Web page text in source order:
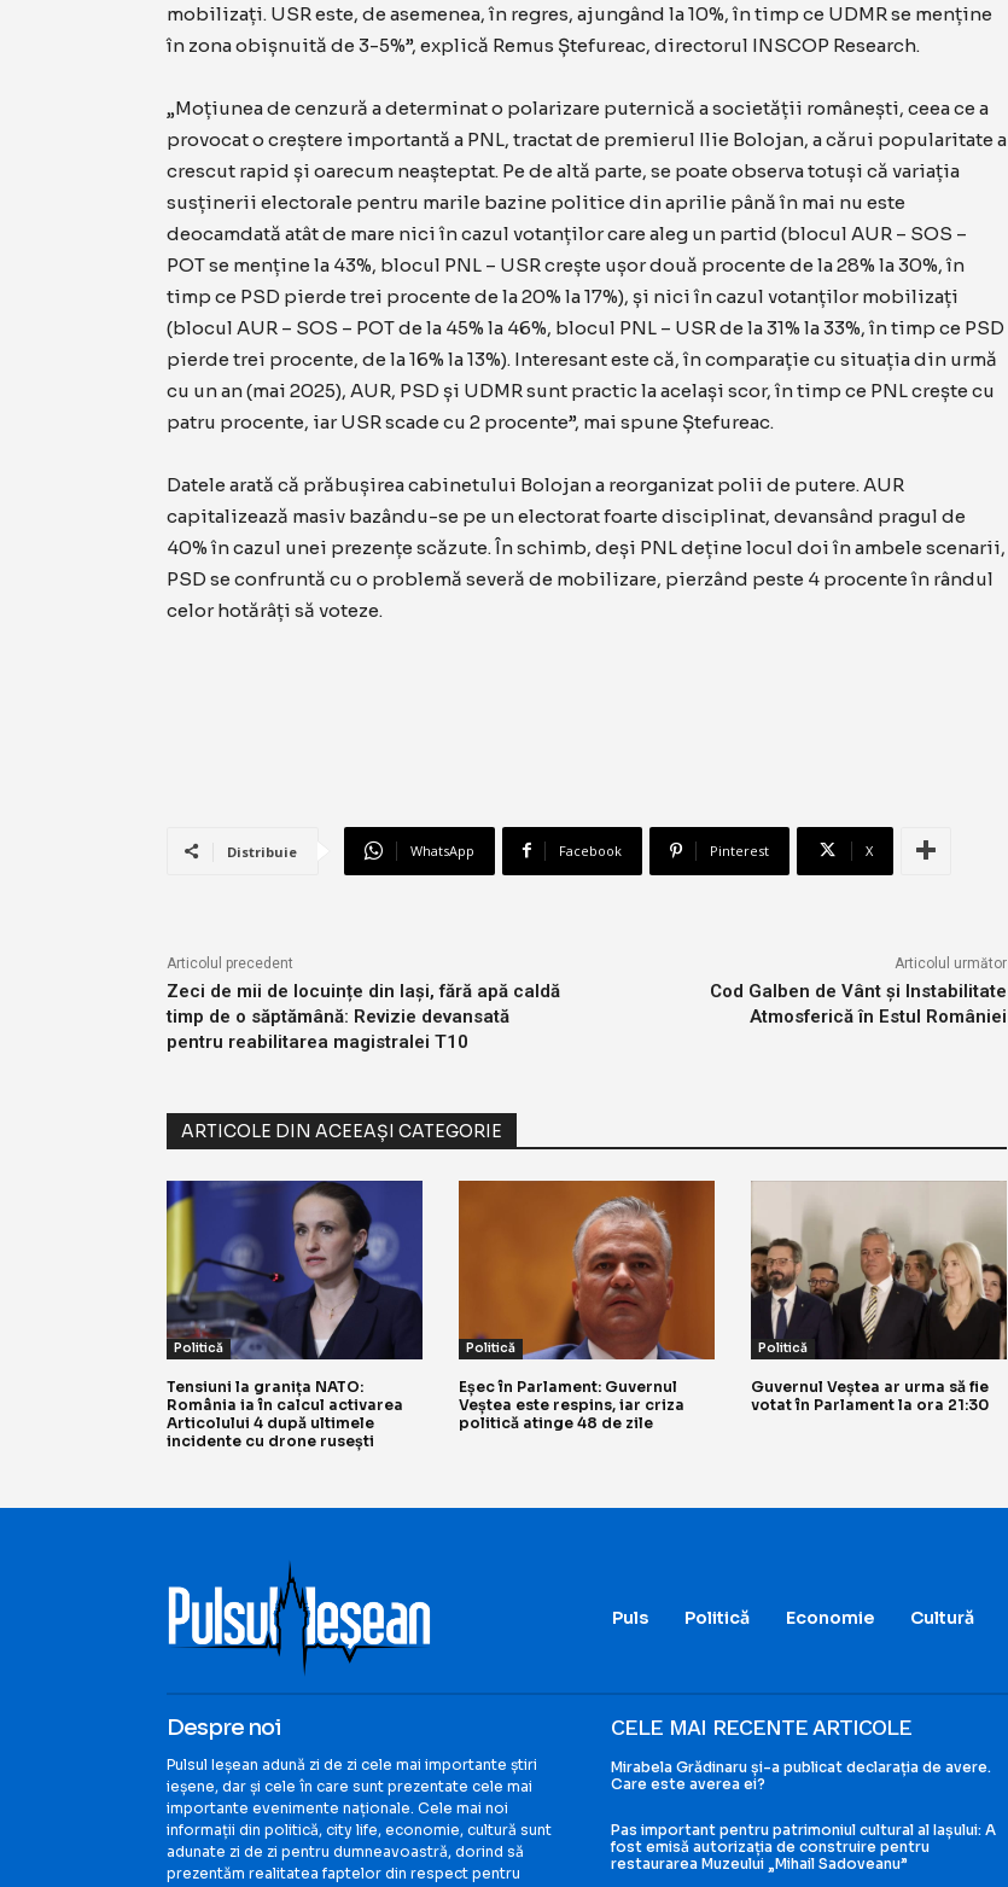
mobilizați. USR este, de asemenea, în regres, ajungând la 10%, în timp ce UDMR se menține
în zona obișnuită de 3-5%”, explică Remus Ștefureac, directorul INSCOP Research.
„Moțiunea de cenzură a determinat o polarizare puternică a societății românești, ceea ce a
provocat o creștere importantă a PNL, tractat de premierul Ilie Bolojan, a cărui popularitate a
crescut rapid și oarecum neașteptat. Pe de altă parte, se poate observa totuși că variația
susținerii electorale pentru marile bazine politice din aprilie până în mai nu este
deocamdată atât de mare nici în cazul votanților care aleg un partid (blocul AUR – SOS –
POT se menține la 43%, blocul PNL – USR crește ușor două procente de la 28% la 30%, în
timp ce PSD pierde trei procente de la 20% la 17%), și nici în cazul votanților mobilizați
(blocul AUR – SOS – POT de la 45% la 46%, blocul PNL – USR de la 31% la 33%, în timp ce PSD
pierde trei procente, de la 16% la 13%). Interesant este că, în comparație cu situația din urmă
cu un an (mai 2025), AUR, PSD și UDMR sunt practic la același scor, în timp ce PNL crește cu
patru procente, iar USR scade cu 2 procente”, mai spune Ștefureac.
Datele arată că prăbușirea cabinetului Bolojan a reorganizat polii de putere. AUR
capitalizează masiv bazându-se pe un electorat foarte disciplinat, devansând pragul de
40% în cazul unei prezențe scăzute. În schimb, deși PNL deține locul doi în ambele scenarii,
PSD se confruntă cu o problemă severă de mobilizare, pierzând peste 4 procente în rândul
celor hotărâți să voteze.
Distribuie WhatsApp Facebook Pinterest X
Articolul precedent
Zeci de mii de locuințe din Iași, fără apă caldă
timp de o săptămână: Revizie devansată
pentru reabilitarea magistralei T10
Articolul următor
Cod Galben de Vânt și Instabilitate
Atmosferică în Estul României
ARTICOLE DIN ACEEAȘI CATEGORIE
Politică
Tensiuni la granița NATO:
România ia în calcul activarea
Articolului 4 după ultimele
incidente cu drone rusești
Politică
Eșec în Parlament: Guvernul
Veștea este respins, iar criza
politică atinge 48 de zile
Politică
Guvernul Veștea ar urma să fie
votat în Parlament la ora 21:30
Puls Politică Economie Cultură
Despre noi
Pulsul Ieșean adună zi de zi cele mai importante știri
ieșene, dar și cele în care sunt prezentate cele mai
importante evenimente naționale. Cele mai noi
informații din politică, city life, economie, cultură sunt
adunate zi de zi pentru dumneavoastră, dorind să
prezentăm realitatea faptelor din respect pentru
CELE MAI RECENTE ARTICOLE
Mirabela Grădinaru și-a publicat declarația de avere.
Care este averea ei?
Pas important pentru patrimoniul cultural al Iașului: A
fost emisă autorizația de construire pentru
restaurarea Muzeului „Mihail Sadoveanu”